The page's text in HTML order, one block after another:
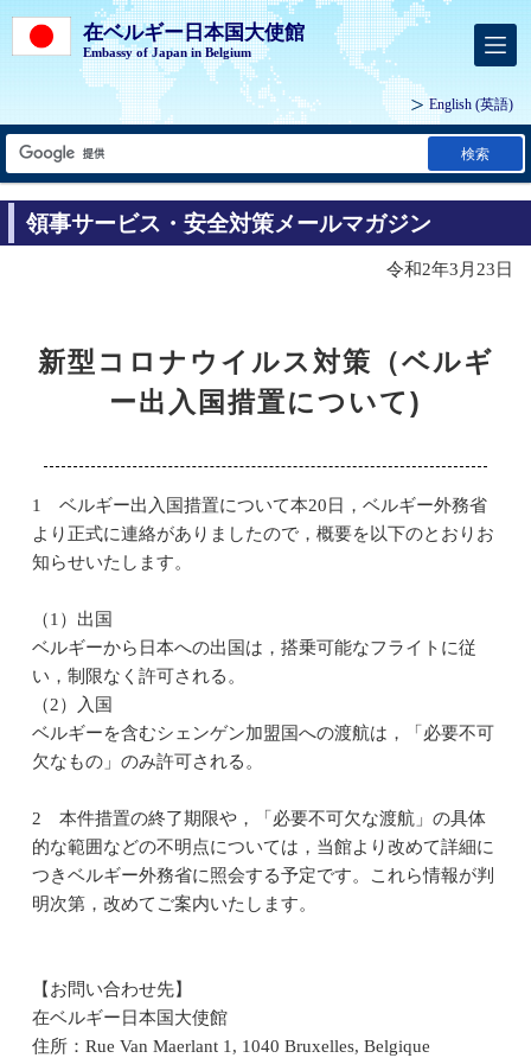
在ベルギー日本国大使館
Embassy of Japan in Belgium
English (英語)
検索
領事サービス・安全対策メールマガジン
令和2年3月23日
新型コロナウイルス対策（ベルギ
ー出入国措置について)
1 ベルギー出入国措置について本20日，ベルギー外務省
より正式に連絡がありましたので，概要を以下のとおりお
知らせいたします。
（1）出国
ベルギーから日本への出国は，搭乗可能なフライトに従
い，制限なく許可される。
（2）入国
ベルギーを含むシェンゲン加盟国への渡航は，「必要不可
欠なもの」のみ許可される。
2 本件措置の終了期限や，「必要不可欠な渡航」の具体
的な範囲などの不明点については，当館より改めて詳細に
つきベルギー外務省に照会する予定です。これら情報が判
明次第，改めてご案内いたします。
【お問い合わせ先】
在ベルギー日本国大使館
住所：Rue Van Maerlant 1, 1040 Bruxelles, Belgique